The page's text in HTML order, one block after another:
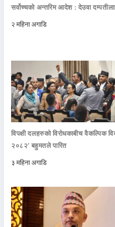
सर्वोच्चको अन्तरिम आदेश : देउवा
२ महिना अगाडि
विपक्षी दलहरुको विरोधकाबीच वैकल्पिक
२०८२’ बहुमतले पारित
३ महिना अगाडि